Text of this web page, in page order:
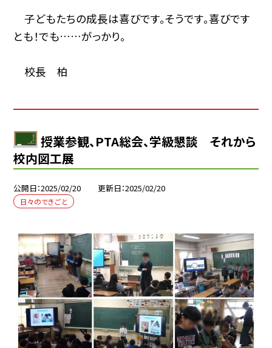
子どもたちの成長は喜びです。そうです。喜びです
とも！でも……がっかり。
校長 柏
授業参観、PTA総会、学級懇談 それから
校内図工展
公開日 2025/02/20 更新日 2025/02/20
日々のできごと